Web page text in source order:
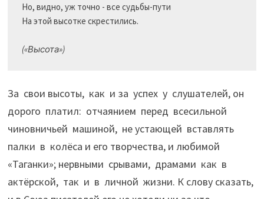
Но, видно, уж точно - все судьбы-пути
На этой высотке скрестились.
(«Высота»)
За свои высоты, как и за успех у слушателей, он
дорого платил: отчаянием перед всесильной
чиновничьей машиной, не устающей вставлять
палки в колёса и его творчества, и любимой
«Таганки»; нервными срывами, драмами как в
актёрской, так и в личной жизни. К слову сказать,